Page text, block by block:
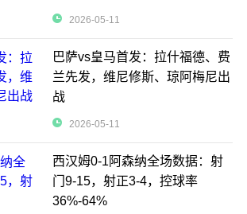
2026-05-11
巴萨vs皇马首发：拉什福德、费
兰先发，维尼修斯、琼阿梅尼出
战
2026-05-11
西汉姆0-1阿森纳全场数据：射
门9-15，射正3-4，控球率
36%-64%